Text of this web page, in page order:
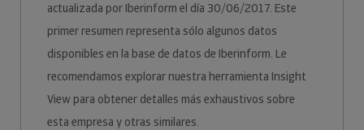
actualizada por Iberinform el día 30/06/2017. Este
primer resumen representa sólo algunos datos
disponibles en la base de datos de Iberinform. Le
recomendamos explorar nuestra herramienta Insight
View para obtener detalles más exhaustivos sobre
esta empresa y otras similares.